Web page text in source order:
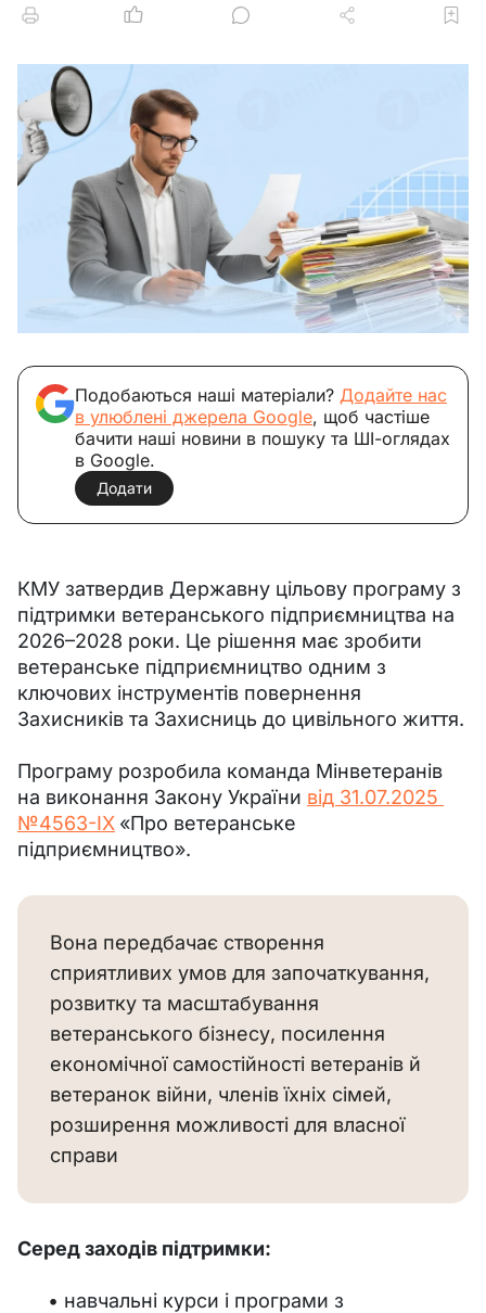
Подобаються наші матеріали? Додайте нас
в улюблені джерела Google, щоб частіше
бачити наші новини в пошуку та ШІ-оглядах
в Google.
Додати
КМУ затвердив Державну цільову програму з
підтримки ветеранського підприємництва на
2026–2028 роки. Це рішення має зробити
ветеранське підприємництво одним з
ключових інструментів повернення
Захисників та Захисниць до цивільного життя.
Програму розробила команда Мінветеранів
на виконання Закону України від 31.07.2025
№4563-IX «Про ветеранське
підприємництво».
Вона передбачає створення
сприятливих умов для започаткування,
розвитку та масштабування
ветеранського бізнесу, посилення
економічної самостійності ветеранів й
ветеранок війни, членів їхніх сімей,
розширення можливості для власної
справи
Серед заходів підтримки:
навчальні курси і програми з